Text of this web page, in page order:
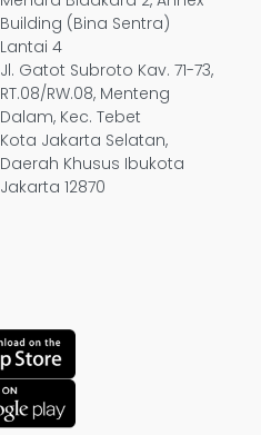
Building (Bina Sentra)
Lantai 4
Jl. Gatot Subroto Kav. 71-73,
RT.08/RW.08, Menteng
Dalam, Kec. Tebet
Kota Jakarta Selatan,
Daerah Khusus Ibukota
Jakarta 12870